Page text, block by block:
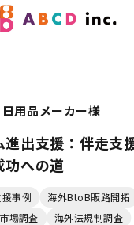
食品メーカー様
支援：10ヶ月に
サポートで実現し
援事例
海外BtoB販路開拓
海外市場調査